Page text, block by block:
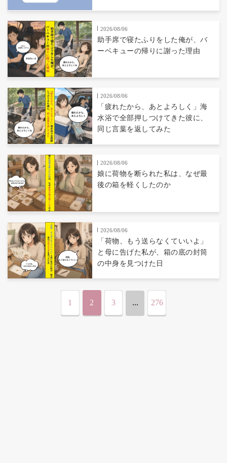
2026/08/06
助手席で寝たふりをした俺が、バ
ーベキューの帰りに謝った理由
2026/08/06
「疲れたから、あとよろしく」海
水浴で全部押しつけてきた彼に、
同じ言葉を返してみた
2026/08/06
娘に荷物を断られた私は、なぜ最
後の箱を軽くしたのか
2026/08/06
「荷物、もう送らなくていいよ」
と母に告げた私が、箱の底の封筒
の中身を見つけた日
1 2 3 ... 276